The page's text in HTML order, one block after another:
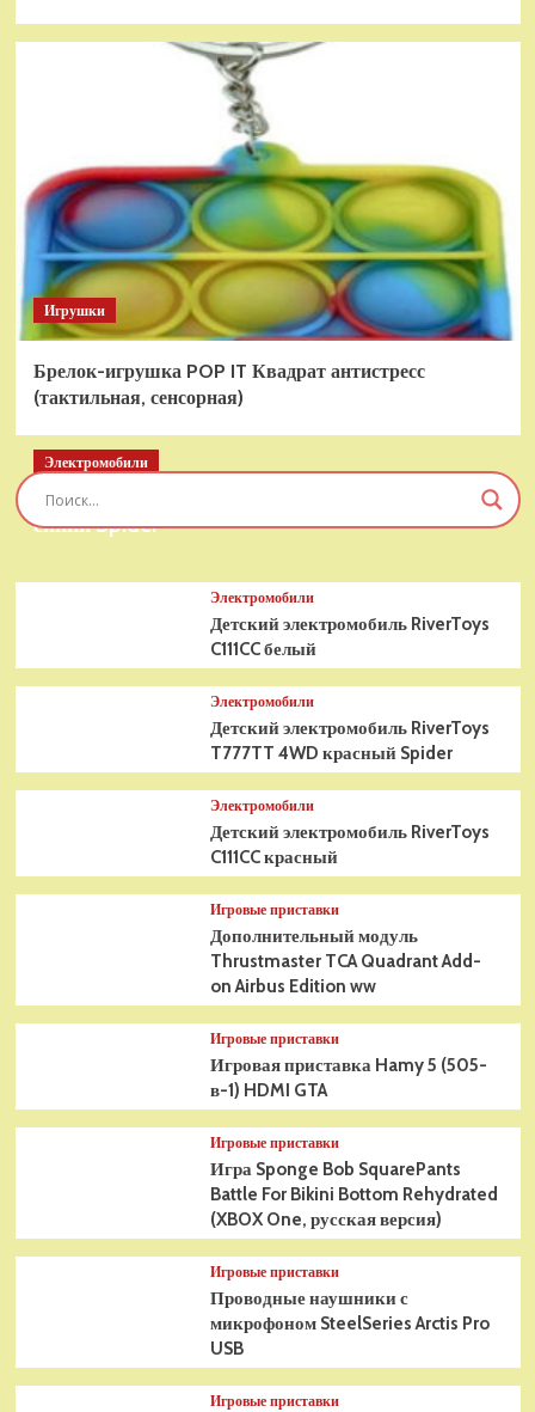
Игрушки
Брелок-игрушка POP IT Квадрат антистресс
(тактильная, сенсорная)
Электромобили
Детский электромобиль RiverToys T777TT 4WD
синий Spider
Электромобили
Детский электромобиль RiverToys
C111CC белый
Электромобили
Детский электромобиль RiverToys
T777TT 4WD красный Spider
Электромобили
Детский электромобиль RiverToys
C111CC красный
Игровые приставки
Дополнительный модуль
Thrustmaster TCA Quadrant Add-
on Airbus Edition ww
Игровые приставки
Игровая приставка Hamy 5 (505-
в-1) HDMI GTA
Игровые приставки
Игра Sponge Bob SquarePants
Battle For Bikini Bottom Rehydrated
(XBOX One, русская версия)
Игровые приставки
Проводные наушники с
микрофоном SteelSeries Arctis Pro
USB
Игровые приставки